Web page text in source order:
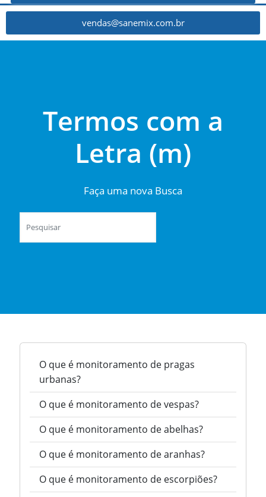
vendas@sanemix.com.br
Termos com a
Letra (m)
Faça uma nova Busca
O que é monitoramento de pragas
urbanas?
O que é monitoramento de vespas?
O que é monitoramento de abelhas?
O que é monitoramento de aranhas?
O que é monitoramento de escorpiões?